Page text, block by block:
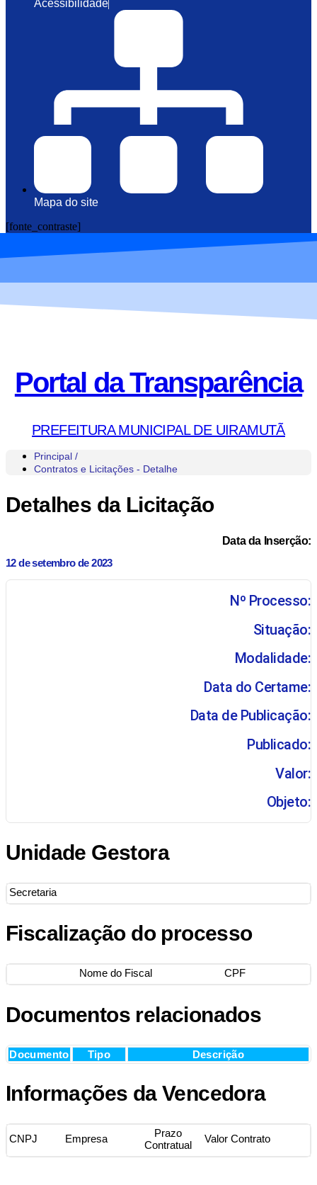
Acessibilidade
Mapa do site
[fonte_contraste]
Portal da Transparência
PREFEITURA MUNICIPAL DE UIRAMUTÃ
Principal /
Contratos e Licitações - Detalhe
Detalhes da Licitação
Data da Inserção:
12 de setembro de 2023
Nº Processo:
Situação:
Modalidade:
Data do Certame:
Data de Publicação:
Publicado:
Valor:
Objeto:
Unidade Gestora
Secretaria
Fiscalização do processo
Nome do Fiscal CPF
Documentos relacionados
Documento Tipo Descrição
Informações da Vencedora
CNPJ Empresa
Prazo
Contratual
Valor Contrato